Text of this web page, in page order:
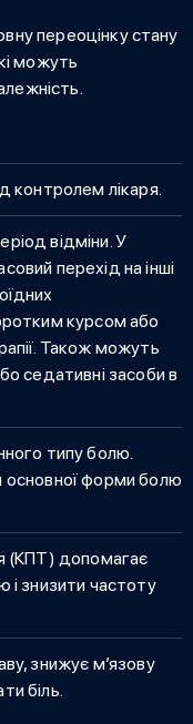
переоцінку стану
можуть
контролем лікаря.
відміни. У
перехід на інші
курсом або
Також можуть
седативні засоби в
типу болю.
основної форми болю
(КПТ) допомагає
і знизити частоту
знижує м’язову
біль.